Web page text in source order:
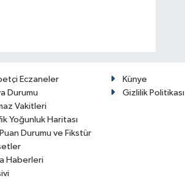
Eczaneler
Durumu
Vakitleri
Yoğunluk Haritası
Durumu ve Fikstür
Haberleri
Künye
Gizlilik Politikası